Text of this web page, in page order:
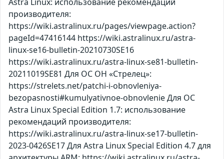
производителя:
https://wiki.astralinux.ru/pages/viewpage.action?
pageId=47416144 https://wiki.astralinux.ru/astra-
linux-se16-bulletin-20210730SE16
https://wiki.astralinux.ru/astra-linux-se81-bulletin-
20211019SE81 Для ОС ОН «Стрелец»:
https://strelets.net/patchi-i-obnovleniya-
bezopasnosti#kumulyativnoe-obnovlenie Для ОС
Astra Linux Special Edition 1.7: использование
рекомендаций производителя:
https://wiki.astralinux.ru/astra-linux-se17-bulletin-
2023-0426SE17 Для Astra Linux Special Edition 4.7 для